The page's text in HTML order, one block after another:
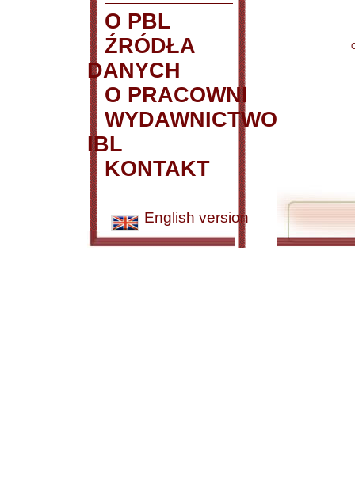
O PBL
ŹRÓDŁA
DANYCH
O PRACOWNI
WYDAWNICTWO
IBL
KONTAKT
English version